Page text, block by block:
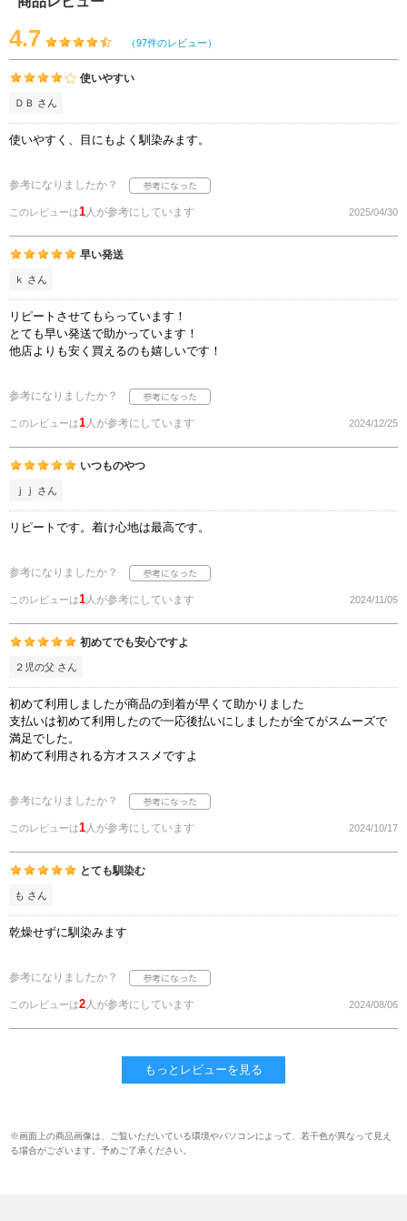
4.7 （97件のレビュー）
使いやすい
ＤＢ さん
使いやすく、目にもよく馴染みます。
参考になりましたか？
このレビューは1人が参考にしています 2025/04/30
早い発送
ｋ さん
リピートさせてもらっています！
とても早い発送で助かっています！
他店よりも安く買えるのも嬉しいです！
参考になりましたか？
このレビューは1人が参考にしています 2024/12/25
いつものやつ
ｊｊ さん
リピートです。着け心地は最高です。
参考になりましたか？
このレビューは1人が参考にしています 2024/11/05
初めてでも安心ですよ
２児の父 さん
初めて利用しましたが商品の到着が早くて助かりました
支払いは初めて利用したので一応後払いにしましたが全てがスムーズで
満足でした。
初めて利用される方オススメですよ
参考になりましたか？
このレビューは1人が参考にしています 2024/10/17
とても馴染む
も さん
乾燥せずに馴染みます
参考になりましたか？
このレビューは2人が参考にしています 2024/08/06
もっとレビューを見る
※画面上の商品画像は、ご覧いただいている環境やパソコンによって、若干色が異なって見え
る場合がございます。予めご了承ください。